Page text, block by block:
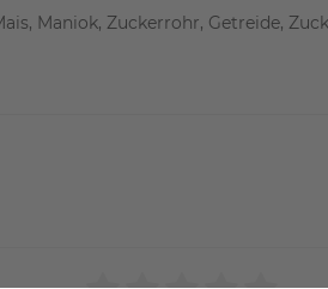
Maniok, Zuckerrohr, Getreide,